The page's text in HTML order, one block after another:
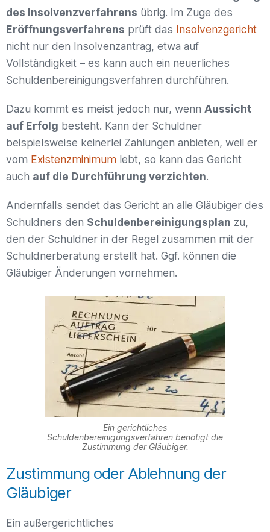
des Insolvenzverfahrens übrig. Im Zuge des
Eröffnungsverfahrens prüft das Insolvenzgericht
nicht nur den Insolvenzantrag, etwa auf
Vollständigkeit – es kann auch ein neuerliches
Schuldenbereinigungsverfahren durchführen.
Dazu kommt es meist jedoch nur, wenn Aussicht
auf Erfolg besteht. Kann der Schuldner
beispielsweise keinerlei Zahlungen anbieten, weil er
vom Existenzminimum lebt, so kann das Gericht
auch auf die Durchführung verzichten.
Andernfalls sendet das Gericht an alle Gläubiger des
Schuldners den Schuldenbereinigungsplan zu,
den der Schuldner in der Regel zusammen mit der
Schuldnerberatung erstellt hat. Ggf. können die
Gläubiger Änderungen vornehmen.
Ein gerichtliches
Schuldenbereinigungsverfahren benötigt die
Zustimmung der Gläubiger.
Zustimmung oder Ablehnung der
Gläubiger
Ein außergerichtliches